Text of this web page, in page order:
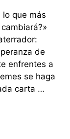
lo que más
de
enfrentes a
se haga
carta …